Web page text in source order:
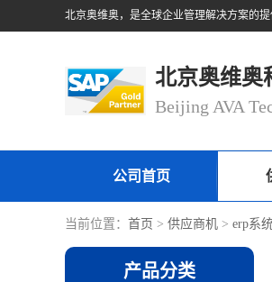
北京奥维奥
Beijing AVA
公司首页
当前位置： 首页 > 供应商机 > erp系
产品分类